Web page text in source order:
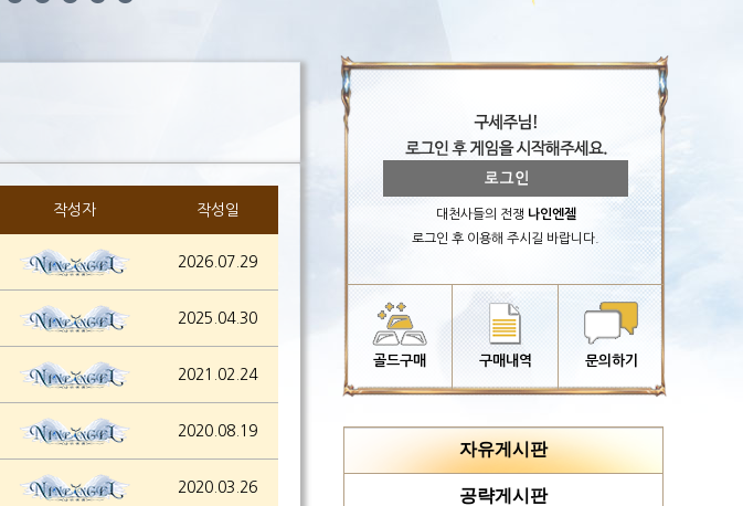
대천사들의 전쟁 나인엔젤
로그인 후 이용해 주시길 바랍니다.
골드구매 구매내역 문의하기
작성자 작성일
2026.07.29
2025.04.30
2021.02.24
2020.08.19
2020.03.26
자유게시판
공략게시판